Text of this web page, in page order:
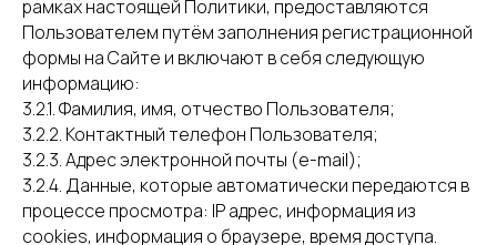
рамках настоящей Политики, предоставляются
Пользователем путём заполнения регистрационной
формы на Сайте и включают в себя следующую
информацию:
3.2.1. Фамилия, имя, отчество Пользователя;
3.2.2. Контактный телефон Пользователя;
3.2.3. Адрес электронной почты (e-mail);
3.2.4. Данные, которые автоматически передаются в
процессе просмотра: IP адрес, информация из
cookies, информация о браузере, время доступа.